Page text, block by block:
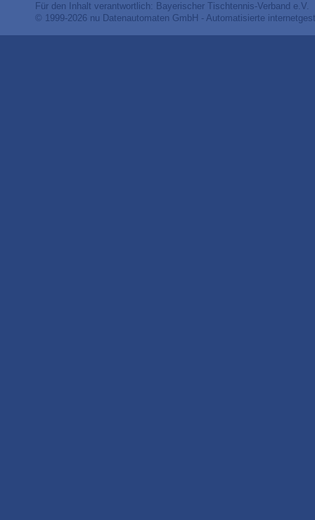
Für den Inhalt verantwortlich: Bayerischer Tischtennis-Verband e.V.
© 1999-2026 nu Datenautomaten GmbH - Automatisierte